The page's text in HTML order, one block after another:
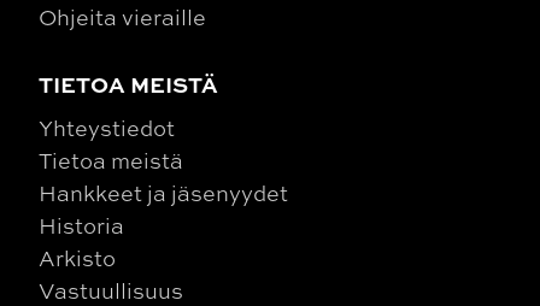
Ohjeita vieraille
TIETOA MEISTÄ
Yhteystiedot
Tietoa meistä
Hankkeet ja jäsenyydet
Historia
Arkisto
Vastuullisuus